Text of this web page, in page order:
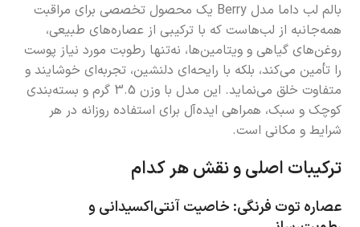
بالم لب داما مدل Berry یک محصول تخصصی برای مراقبت
همه‌جانبه از لب‌هاست که با ترکیبی از عصاره‌های طبیعی،
روغن‌های گیاهی و ویتامین‌ها، نه‌تنها رطوبت مورد نیاز پوست
را تأمین می‌کند، بلکه با رایحه‌ای دلنشین، تجربه‌ای خوشایند و
متفاوت خلق می‌نماید. این مدل با وزن 3.5 گرم و بسته‌بندی
کوچک و سبک، همراهی ایده‌آل برای استفاده روزانه در هر
شرایط و مکانی است.
ترکیبات اصلی و نقش هر کدام
عصاره توت فرنگی: خاصیت آنتی‌اکسیدانی و